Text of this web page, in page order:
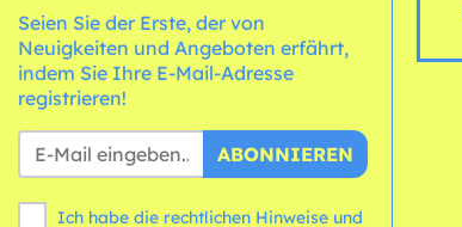
Seien Sie der Erste, der von
Neuigkeiten und Angeboten erfährt,
indem Sie Ihre E-Mail-Adresse
registrieren!
ABONNIEREN
Ich habe die rechtlichen Hinweise und